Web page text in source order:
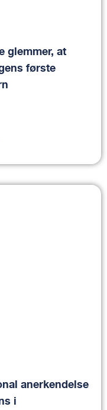
glemmer, at
første
anerkendelse
i